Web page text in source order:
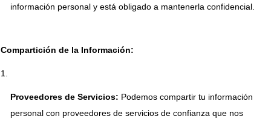
información personal y está obligado a mantenerla confidencial.
Compartición de la Información:
Proveedores de Servicios: Podemos compartir tu información
personal con proveedores de servicios de confianza que nos